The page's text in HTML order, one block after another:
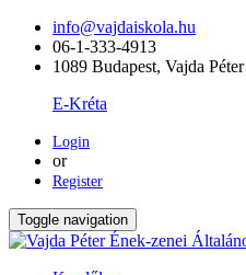
info@vajdaiskola.hu
06-1-333-4913
1089 Budapest, Vajda
E-Kréta
Login
or
Register
Toggle navigation